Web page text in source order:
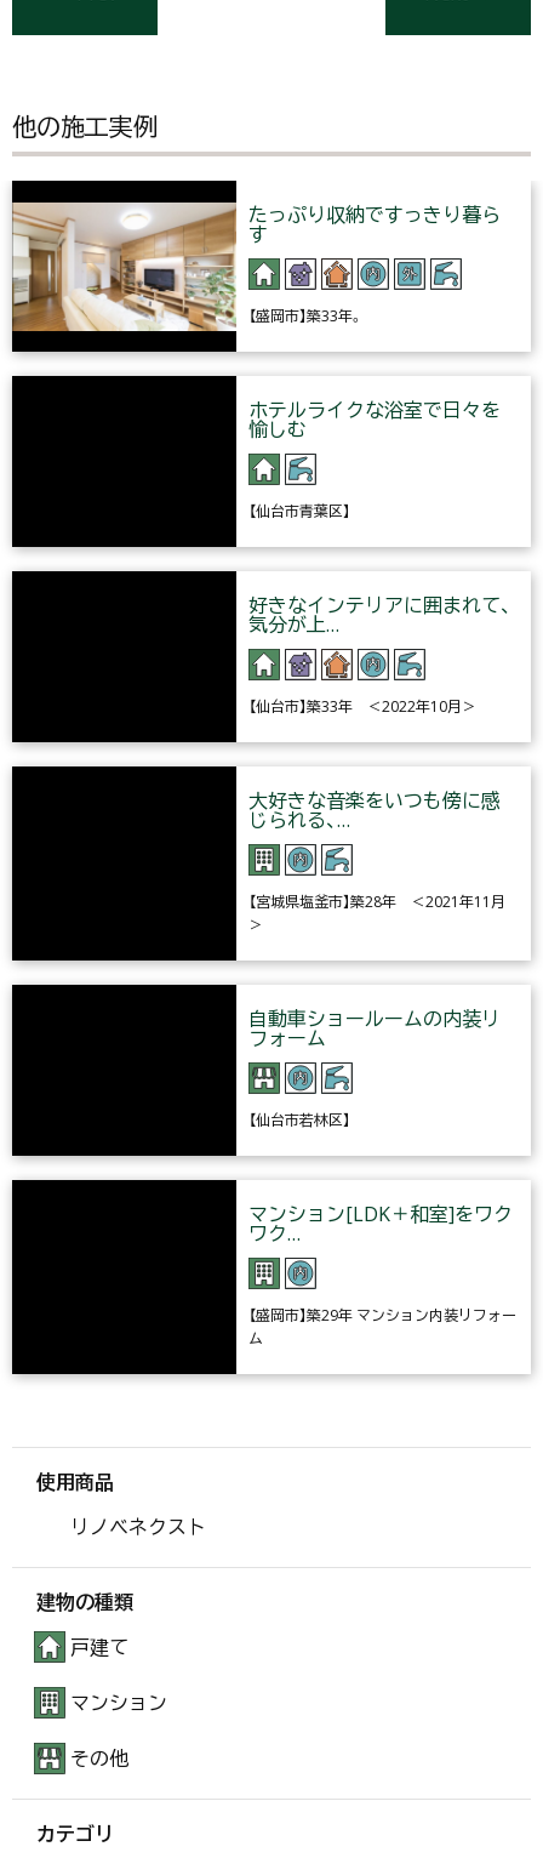
他の施工実例
たっぷり収納ですっきり暮ら
す
【盛岡市】築33年。
ホテルライクな浴室で日々を
愉しむ
【仙台市青葉区】
好きなインテリアに囲まれて、
気分が上…
【仙台市】築33年 ＜2022年10月＞
大好きな音楽をいつも傍に感
じられる、…
【宮城県塩釜市】築28年 ＜2021年11月
＞
自動車ショールームの内装リ
フォーム
【仙台市若林区】
マンション[LDK＋和室]をワク
ワク…
【盛岡市】築29年 マンション内装リフォー
ム
使用商品
リノベネクスト
建物の種類
戸建て
マンション
その他
カテゴリ